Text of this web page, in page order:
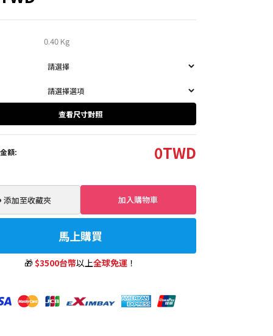
0.40 Kg
查看尺寸對照
額: 0TWD
加至收藏夾 加入購物車
馬上購買
🎁$3500台幣以上全球免運 ！